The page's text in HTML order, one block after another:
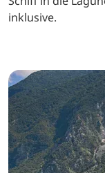
Genüssen in
Kanaltal geht es
Küste ist es flach.
Schiff in die
inklusive.